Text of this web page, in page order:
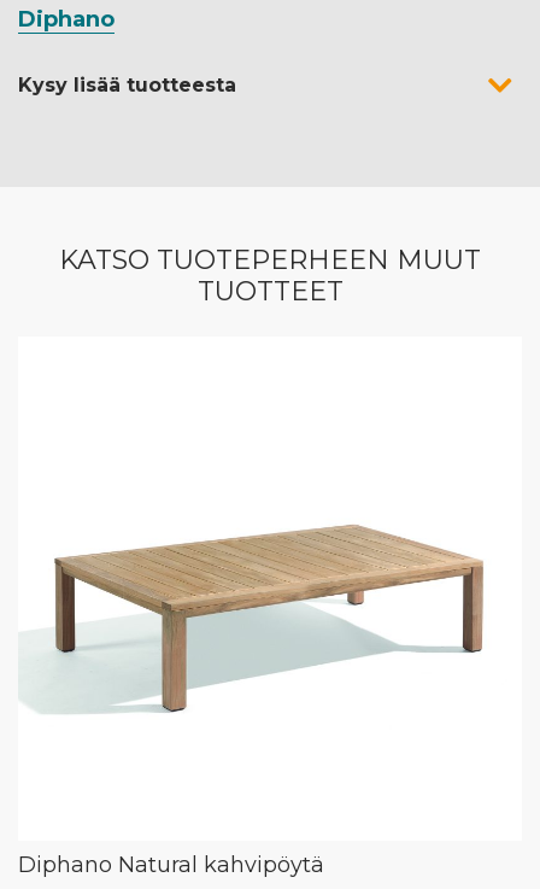
Diphano
Kysy lisää tuotteesta
KATSO TUOTEPERHEEN MUUT
TUOTTEET
Diphano Natural kahvipöytä